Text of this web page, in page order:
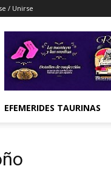
/ Unirse
EFEMERIDES TAURINAS